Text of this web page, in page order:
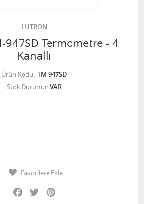
LUTRON
947SD Termometre - 4
Kanallı
Ürün Kodu TM-947SD
Stok Durumu VAR
Favorilere Ekle
Facebook
Twitter